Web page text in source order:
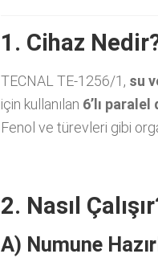
1. Cihaz
TECNAL TE-1256/1, su
için kullanılan 6’lı
Fenol ve türevleri gibi
2. Nasıl
A) Numune